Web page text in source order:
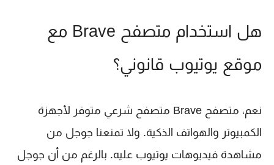
هل استخدام متصفح Brave مع
موقع يوتيوب قانوني؟
نعم، متصفح Brave متصفح شرعي متوفر لأجهزة
الكمبيوتر والهواتف الذكية. ولا تمنعنا جوجل من
مشاهدة فيديوهات يوتيوب عليه. بالرغم من أن جوجل